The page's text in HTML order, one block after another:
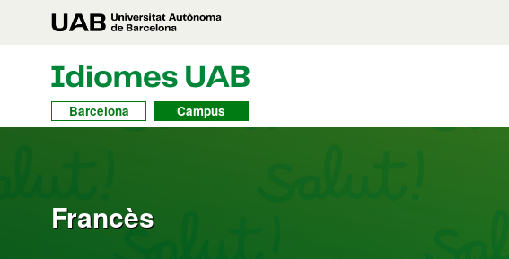
UAB Idiomes
Barcelona Campus
Toggle navbar
Francès